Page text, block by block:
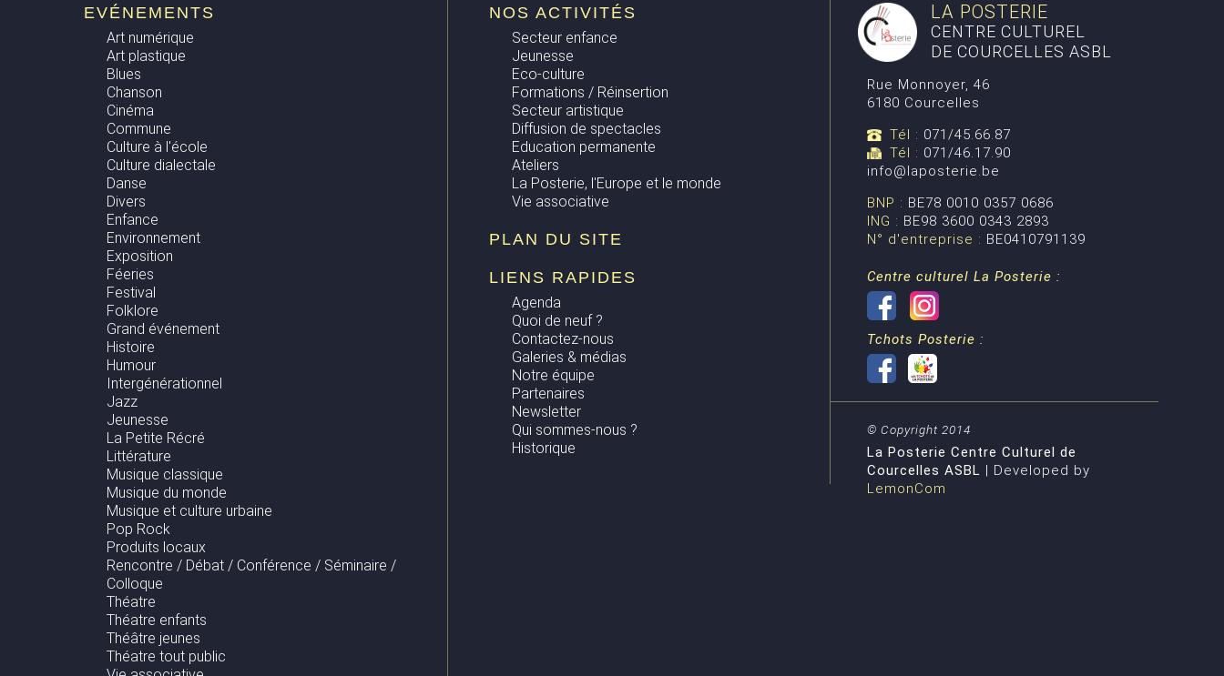
EVÉNEMENTS
Art numérique
Art plastique
Blues
Chanson
Cinéma
Commune
Culture à l'école
Culture dialectale
Danse
Divers
Enfance
Environnement
Exposition
Féeries
Festival
Folklore
Grand événement
Histoire
Humour
Intergénérationnel
Jazz
Jeunesse
La Petite Récré
Littérature
Musique classique
Musique du monde
Musique et culture urbaine
Pop Rock
Produits locaux
Rencontre / Débat / Conférence / Séminaire /
Colloque
Théatre
Théatre enfants
Théâtre jeunes
Théatre tout public
NOS ACTIVITÉS
Secteur enfance
Jeunesse
Eco-culture
Formations / Réinsertion
Secteur artistique
Diffusion de spectacles
Education permanente
Ateliers
La Posterie, l'Europe et le monde
Vie associative
PLAN DU SITE
LIENS RAPIDES
Agenda
Quoi de neuf ?
Contactez-nous
Galeries & médias
Notre équipe
Partenaires
Newsletter
Qui sommes-nous ?
Historique
LA POSTERIE
CENTRE CULTUREL
DE COURCELLES ASBL
Rue Monnoyer, 46
6180 Courcelles
Tél : 071/45.66.87
Tél : 071/46.17.90
info@laposterie.be
BNP : BE78 0010 0357 0686
ING : BE98 3600 0343 2893
N° d'entreprise : BE0410791139
Centre culturel La Posterie :
Tchots Posterie :
© Copyright 2014
La Posterie Centre Culturel de
Courcelles ASBL | Developed by
LemonCom